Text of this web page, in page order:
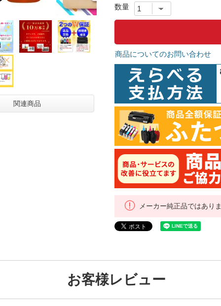
関連商品
商品についてのお問い合わせ
メーカー純正品ではあり
お客様レビュー